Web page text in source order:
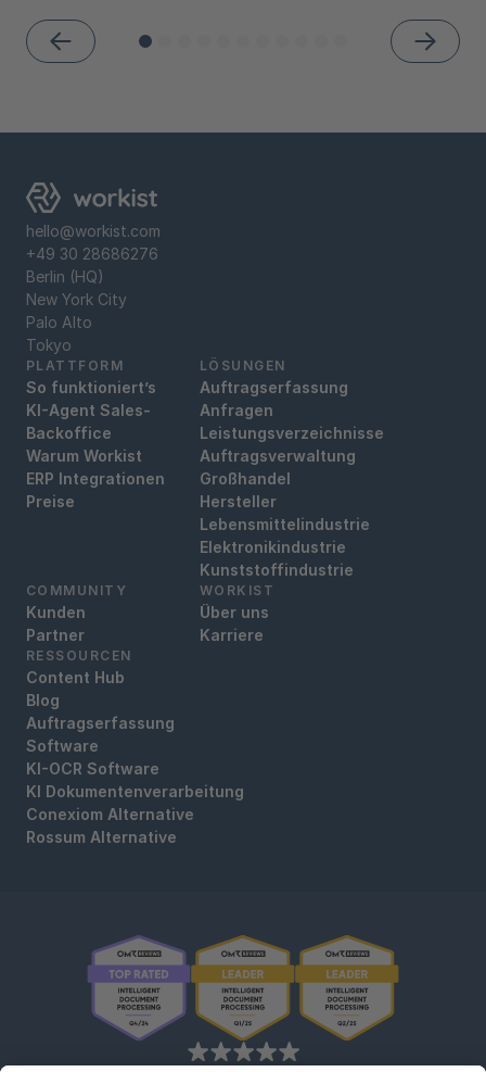
PLATTFORM
So funktioniert’s
KI-Agent Sales-
Backoffice
Warum Workist
ERP Integrationen
Preise
LÖSUNGEN
Auftragserfassung
Anfragen
Leistungsverzeichnisse
Auftragsverwaltung
Großhandel
Hersteller
Lebensmittelindustrie
Elektronikindustrie
Kunststoffindustrie
COMMUNITY
Kunden
Partner
WORKIST
Über uns
Karriere
RESSOURCEN
Content Hub
Blog
Auftragserfassung
Software
KI-OCR Software
KI Dokumentenverarbeitung
Conexiom Alternative
Rossum Alternative
hello@workist.com
+49 30 28686276
Berlin (HQ)
New York City
Palo Alto
Tokyo